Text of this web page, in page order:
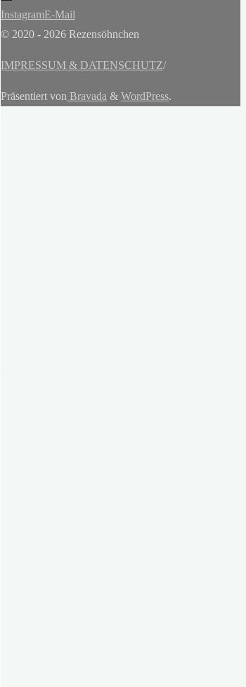
InstagramE-Mail
© 2020 - 2026 Rezensöhnchen
IMPRESSUM & DATENSCHUTZ/
Präsentiert von Bravada & WordPress.